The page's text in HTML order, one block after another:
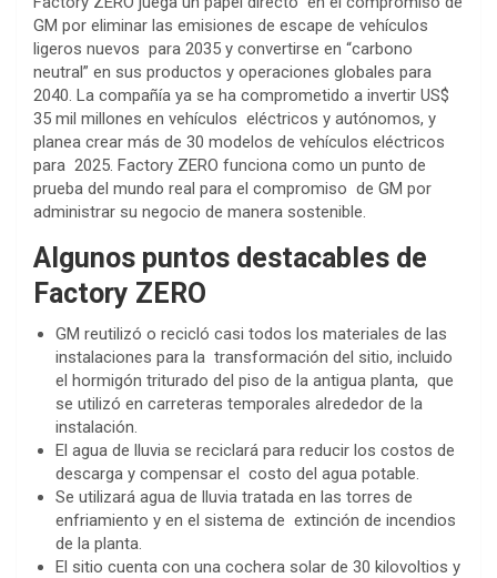
GM por eliminar las emisiones de escape de vehículos
ligeros nuevos para 2035 y convertirse en “carbono
neutral” en sus productos y operaciones globales para
2040. La compañía ya se ha comprometido a invertir US$
35 mil millones en vehículos eléctricos y autónomos, y
planea crear más de 30 modelos de vehículos eléctricos
para 2025. Factory ZERO funciona como un punto de
prueba del mundo real para el compromiso de GM por
administrar su negocio de manera sostenible.
Algunos puntos destacables de
Factory ZERO
GM reutilizó o recicló casi todos los materiales de las
instalaciones para la transformación del sitio, incluido
el hormigón triturado del piso de la antigua planta, que
se utilizó en carreteras temporales alrededor de la
instalación.
El agua de lluvia se reciclará para reducir los costos de
descarga y compensar el costo del agua potable.
Se utilizará agua de lluvia tratada en las torres de
enfriamiento y en el sistema de extinción de incendios
de la planta.
El sitio cuenta con una cochera solar de 30 kilovoltios y